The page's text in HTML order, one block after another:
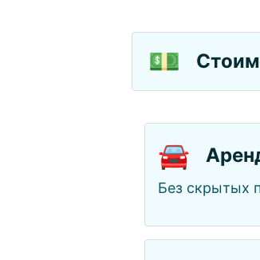
💵
🚘
Без скрытых